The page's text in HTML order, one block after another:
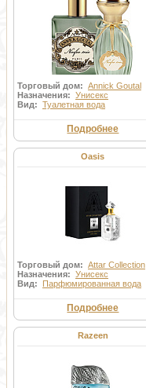
Торговый дом: Annick Goutal
Назначения: Унисекс
Вид: Туалетная вода
Подробнее
Oasis
Торговый дом: Attar Collection
Назначения: Унисекс
Вид: Парфюмированная вода
Подробнее
Razeen